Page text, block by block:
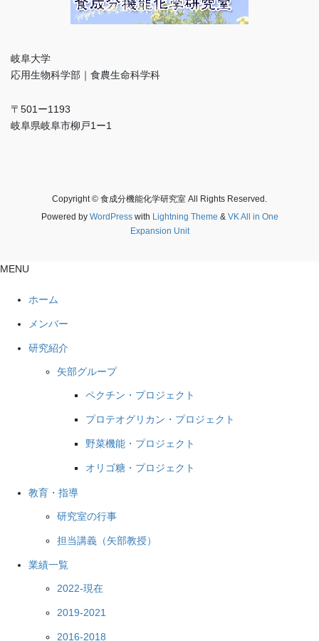
岐阜大学
応用生物科学部｜食農生命科学科
〒501ー1193
岐阜県岐阜市柳戸1ー1
Copyright © 食成分機能化学研究室 All Rights Reserved.
Powered by WordPresswith Lightning Theme & VK All in One
Expansion Unit
MENU
ホーム
メンバー
研究紹介
矢部グループ
ペクチン・プロジェクト
プロテオグリカン・プロジェクト
野菜機能・プロジェクト
オリゴ糖・プロジェクト
教育・指導
研究室の行事
担当講義（矢部教授）
業績一覧
2022-現在
2019-2021
2016-2018